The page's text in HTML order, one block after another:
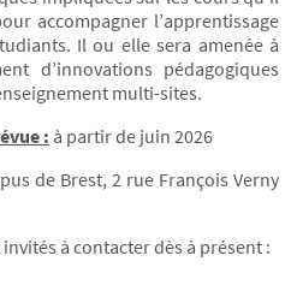
accompagner l’apprentissage
Il ou elle sera amenée à
d’innovations pédagogiques
multi-sites.
: à partir de juin 2026
de Brest, 2 rue François Verny
à contacter dès à présent :